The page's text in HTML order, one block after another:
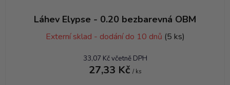
Láhev Elypse - 0.20 bezbarevná OBM
Externí sklad - dodání do 10 dnů (5 ks)
33,07 Kč včetně DPH
27,33 Kč / ks